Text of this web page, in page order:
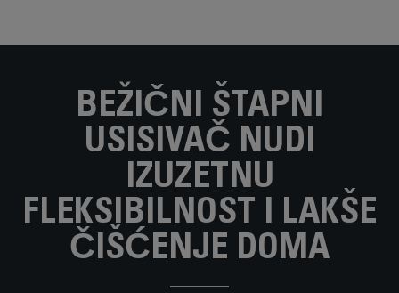
BEŽIČNI ŠTAPNI
USISIVAČ NUDI
IZUZETNU
FLEKSIBILNOST I LAKŠE
ČIŠĆENJE DOMA